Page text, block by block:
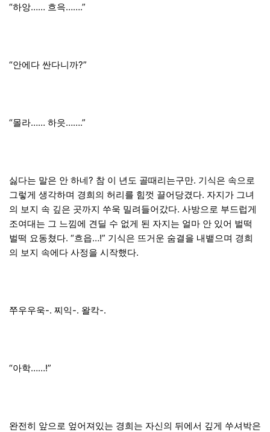
“하앙…… 흐윽…….”
“안에다 싼다니까?”
“몰라…… 하읏…….”
싫다는 말은 안 하네? 참 이 년도 골때리는구만. 기식은 속으로
그렇게 생각하며 경희의 허리를 힘껏 끌어당겼다. 자지가 그녀
의 보지 속 깊은 곳까지 쑤욱 밀려들어갔다. 사방으로 부드럽게
조여대는 그 느낌에 견딜 수 없게 된 자지는 얼마 안 있어 벌떡
벌떡 요동쳤다. “흐읍…!” 기식은 뜨거운 숨결을 내뱉으며 경희
의 보지 속에다 사정을 시작했다.
쭈우우욱-. 찌익-. 왈칵-.
“아학……!”
완전히 앞으로 엎어져있는 경희는 자신의 뒤에서 깊게 쑤셔박은